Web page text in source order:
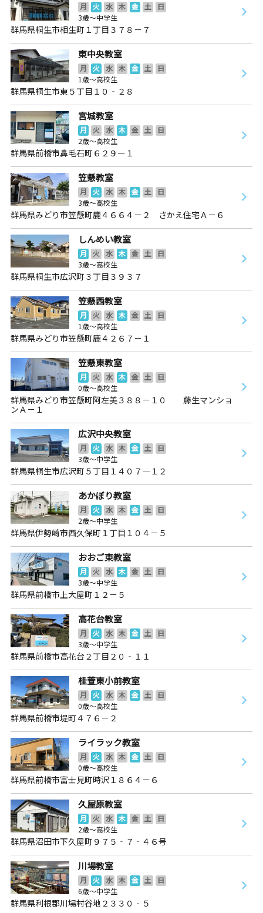
月 火 水 木 金 土
日
3歳～中学生
群馬県桐生市相生町１丁目３７８－７
東中央教室
月 火 水 木 金 土
日
1歳～高校生
群馬県桐生市東５丁目１０‐２８
宮城教室
月 火 水 木 金 土
日
2歳～高校生
群馬県前橋市鼻毛石町６２９ー１
笠懸教室
月 火 水 木 金 土
日
3歳～高校生
群馬県みどり市笠懸町鹿４６６４－２ さかえ住宅Ａ－６
しんめい教室
月 火 水 木 金 土
日
3歳～高校生
群馬県桐生市広沢町３丁目３９３７
笠懸西教室
月 火 水 木 金 土
日
1歳～高校生
群馬県みどり市笠懸町鹿４２６７－１
笠懸東教室
月 火 水 木 金 土
日
0歳～高校生
群馬県みどり市笠懸町阿左美３８８－１０ 藤生マンショ
ンＡ－１
広沢中央教室
月 火 水 木 金 土
日
3歳～中学生
群馬県桐生市広沢町５丁目１４０７―１２
あかぼり教室
月 火 水 木 金 土
日
2歳～中学生
群馬県伊勢崎市西久保町１丁目１０４－５
おおご東教室
月 火 水 木 金 土
日
3歳～中学生
群馬県前橋市上大屋町１２－５
高花台教室
月 火 水 木 金 土
日
3歳～中学生
群馬県前橋市高花台２丁目２０‐１１
桂萱東小前教室
月 火 水 木 金 土
日
0歳～高校生
群馬県前橋市堤町４７６－２
ライラック教室
月 火 水 木 金 土
日
0歳～高校生
群馬県前橋市富士見町時沢１８６４－６
久屋原教室
月 火 水 木 金 土
日
2歳～高校生
群馬県沼田市下久屋町９７５‐７‐４６号
川場教室
月 火 水 木 金 土
日
6歳～中学生
群馬県利根郡川場村谷地２３３０‐５